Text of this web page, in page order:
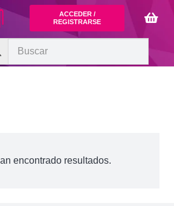
ACCEDER /
REGISTRARSE
encontrado resultados.